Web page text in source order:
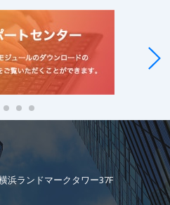
浜ランドマークタワー37F